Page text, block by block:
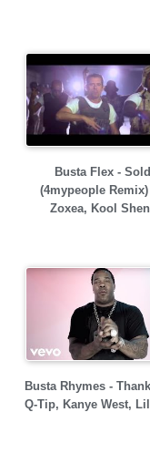
Busta Flex -
(4mypeople Remix)
Zoxea, Kool
Busta Rhymes -
Q-Tip, Kanye West,